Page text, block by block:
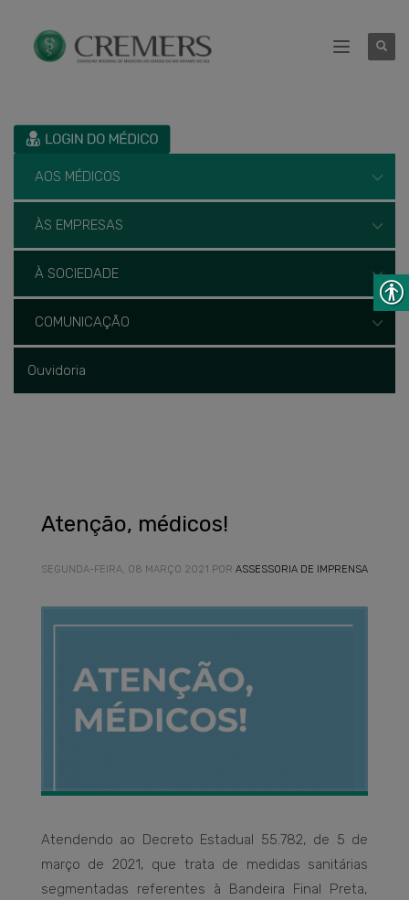
AOS MÉDICOS
ÀS EMPRESAS
À SOCIEDADE
COMUNICAÇÃO
Ouvidoria
Atenção, médicos!
SEGUNDA-FEIRA, 08 MARÇO 2021 POR ASSESSORIA DE IMPRENSA
Atendendo ao Decreto Estadual 55.782, de 5 de
março de 2021, que trata de medidas sanitárias
segmentadas referentes à Bandeira Final Preta,